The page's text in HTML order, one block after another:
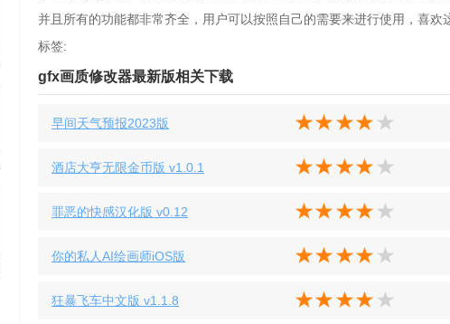
并且所有的功能都非常齐全，用户可以按照自己的需要来进行使用，喜欢
标签:
gfx画质修改器最新版相关下载
早间天气预报2023版
酒店大亨无限金币版 v1.0.1
罪恶的快感汉化版 v0.12
你的私人AI绘画师iOS版
狂暴飞车中文版 v1.1.8